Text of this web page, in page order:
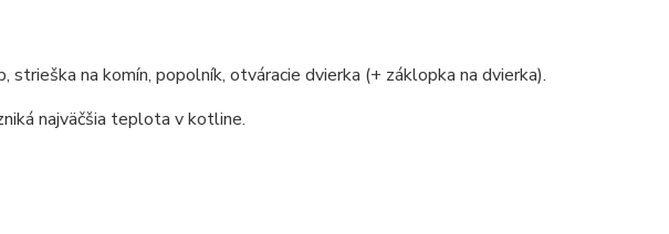
strieška na komín, popolník, otváracie dvierka (+ záklopka na dvierka).
najväčšia teplota v kotline.